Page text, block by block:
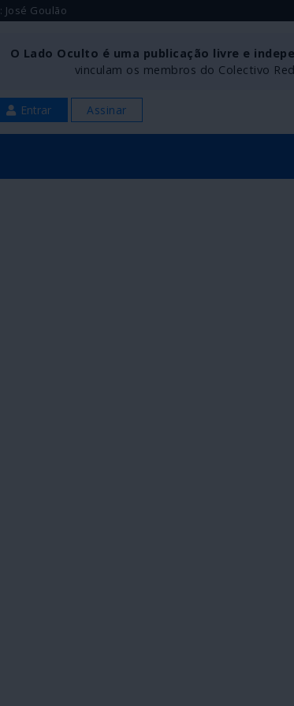
: José Goulão
O Lado Oculto é uma publicação livre e
vinculam os membros do Colectivo
Entrar Assinar